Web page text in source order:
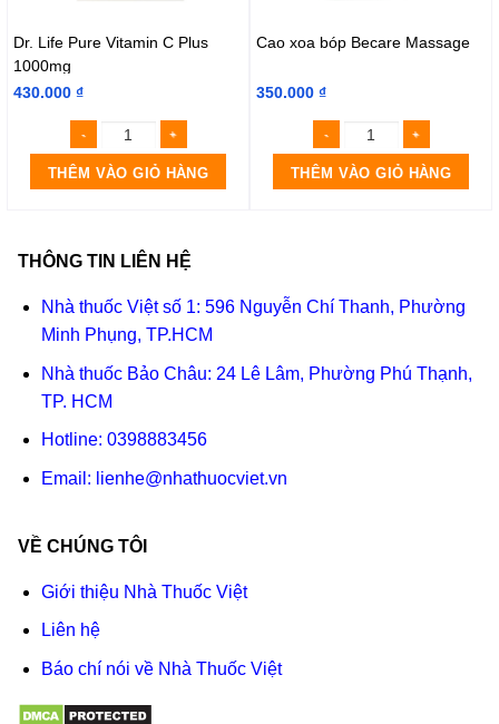
Dr. Life Pure Vitamin C Plus
1000mg
430.000 ₫
THÊM VÀO GIỎ HÀNG
Cao xoa bóp Becare Massage
350.000 ₫
THÊM VÀO GIỎ HÀNG
THÔNG TIN LIÊN HỆ
Nhà thuốc Việt số 1: 596 Nguyễn Chí Thanh, Phường
Minh Phụng, TP.HCM
Nhà thuốc Bảo Châu: 24 Lê Lâm, Phường Phú Thạnh,
TP. HCM
Hotline: 0398883456
Email: lienhe@nhathuocviet.vn
VỀ CHÚNG TÔI
Giới thiệu Nhà Thuốc Việt
Liên hệ
Báo chí nói về Nhà Thuốc Việt